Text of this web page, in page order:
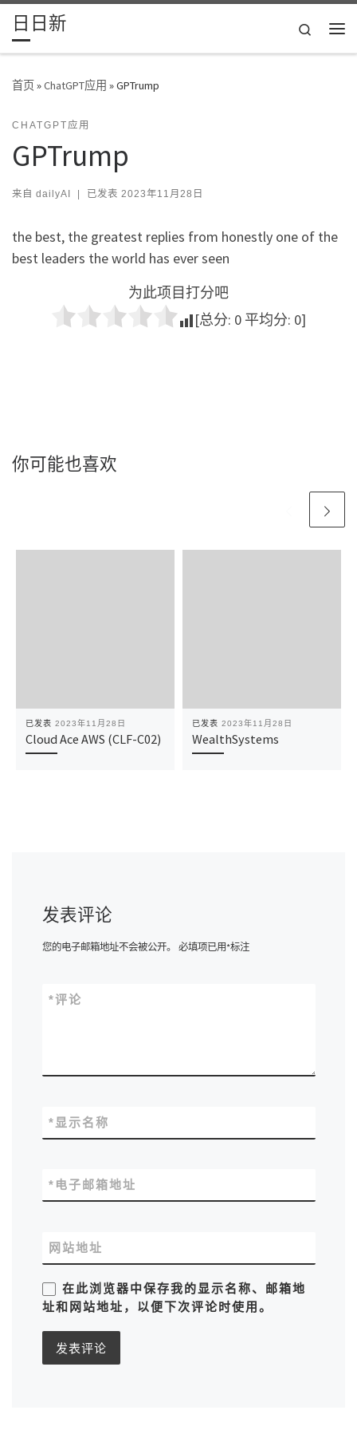
Skip to content
日日新
Search
首页»ChatGPT应用 »GPTrump
CHATGPT应用
GPTrump
来自 dailyAI | 已发表 2023年11月28日
the best, the greatest replies from honestly one of the
best leaders the world has ever seen
为此项目打分吧
[总分: 0 平均分: 0]
你可能也喜欢
已发表 2023年11月28日
Cloud Ace AWS (CLF-C02)
已发表 2023年11月28日
WealthSystems
发表评论
您的电子邮箱地址不会被公开。 必填项已用*标注
评论
*
显示名称
*
电子邮箱地址
*
网站地址
在此浏览器中保存我的显示名称、邮箱地
址和网站地址，以便下次评论时使用。